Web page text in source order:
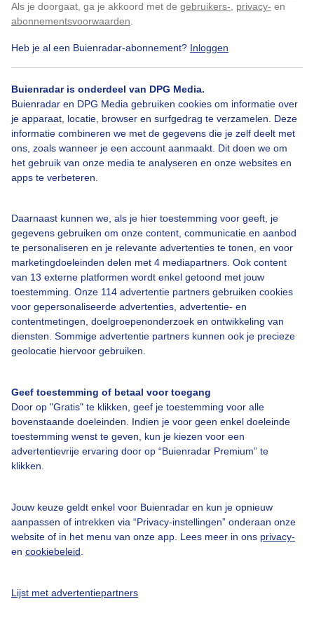
Als je doorgaat, ga je akkoord met de gebruikers- privacy- en
abonnementsvoorwaarden
Heb je al een Buienradar-abonnement? Inloggen
Buienradar is onderdeel van DPG Media.
Buienradar en DPG Media gebruiken cookies om informatie over
je apparaat, locatie, browser en surfgedrag te verzamelen. Deze
informatie combineren we met de gegevens die je zelf deelt met
ons, zoals wanneer je een account aanmaakt. Dit doen we om
het gebruik van onze media te analyseren en onze websites en
apps te verbeteren.
Daarnaast kunnen we, als je hier toestemming voor geeft, je
gegevens gebruiken om onze content, communicatie en aanbod
te personaliseren en je relevante advertenties te tonen, en voor
marketingdoeleinden delen met 4 mediapartners. Ook content
van 13 externe platformen wordt enkel getoond met jouw
toestemming. Onze 114 advertentie partners gebruiken cookies
voor gepersonaliseerde advertenties, advertentie- en
contentmetingen, doelgroepenonderzoek en ontwikkeling van
diensten. Sommige advertentie partners kunnen ook je precieze
geolocatie hiervoor gebruiken.
Geef toestemming of betaal voor toegang
Door op "Gratis" te klikken, geef je toestemming voor alle
bovenstaande doeleinden. Indien je voor geen enkel doeleinde
toestemming wenst te geven, kun je kiezen voor een
advertentievrije ervaring door op “Buienradar Premium” te
klikken.
Jouw keuze geldt enkel voor Buienradar en kun je opnieuw
aanpassen of intrekken via “Privacy-instellingen” onderaan onze
website of in het menu van onze app. Lees meer in ons privacy-
en cookiebeleid
Lijst met advertentiepartners
Door: Gijs Bastianen Gemaakt: 08-06-2026, 29x bekeken
Bekijk slideshow
Een moment geduld aub...
Over Buienradar
Veelgestelde vragen
Contact
Toegankelijkheid
Buienradar Team
Privacy beleid
Privacy instellingen
Klik hierom dit aan te passen